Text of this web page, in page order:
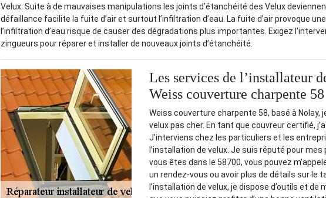
Velux. Suite à de mauvaises manipulations les joints d’étanchéité des Velux
défaillance facilite la fuite d’air et surtout l’infiltration d’eau. La fuite d’air provoque
l’infiltration d’eau risque de causer des dégradations plus importantes. Exigez
zingueurs pour réparer et installer de nouveaux joints d’étanchéité.
Les services de l’installateur
Weiss couverture charpente 58
Weiss couverture charpente 58, basé à Nolay,
velux pas cher. En tant que couvreur certifié,
J’interviens chez les particuliers et les
l’installation de velux. Je suis réputé pour
vous êtes dans le 58700, vous pouvez
un rendez-vous ou avoir plus de détails sur le
l’installation de velux, je dispose d’outils et